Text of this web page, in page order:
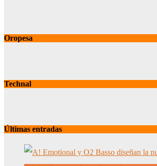
Oropesa
Technal
Últimas entradas